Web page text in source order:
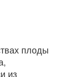
плоды
из